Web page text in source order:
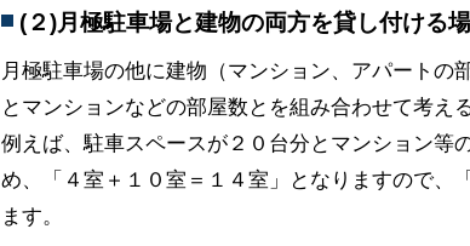
(２)月極駐車場と建物の両方を貸し付ける
月極駐車場の他に建物（マンション、アパートの
とマンションなどの部屋数とを組み合わせて考え
例えば、駐車スペースが２０台分とマンション等
め、「４室＋１０室＝１４室」となりますので、
ます。